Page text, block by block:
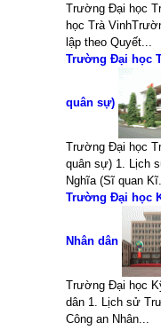
Trường Đại học
học Trà
lập theo Quyết...
Trường Đại học
quân sự)
Trường Đại học
quân sự) 1. Lịch
Nghĩa (Sĩ quan
Trường Đại học
Nhân dân
Trường Đại học
dân 1. Lịch sử
Công an Nhân...